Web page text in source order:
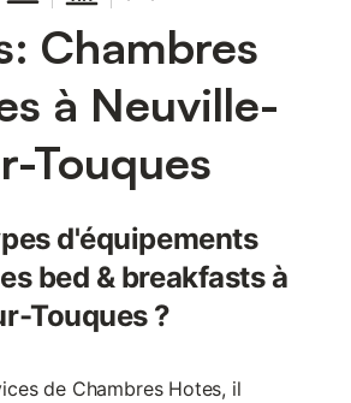
Chambres
à Neuville-
Touques
d'équipements
bed & breakfasts à
Touques ?
de Chambres Hotes, il